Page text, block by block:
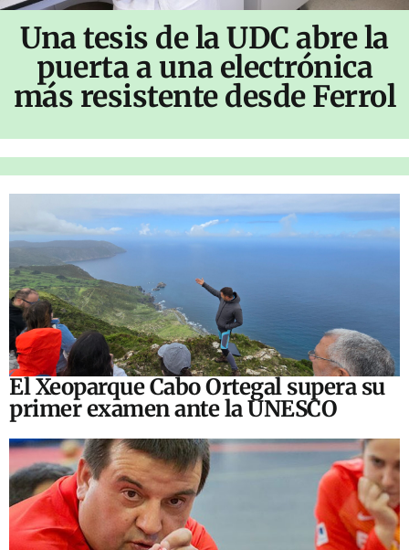
Una tesis de la UDC abre la
puerta a una electrónica
más resistente desde Ferrol
El Xeoparque Cabo Ortegal supera su
primer examen ante la UNESCO